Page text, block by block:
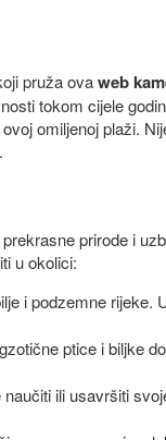
pruža ovaweb
tokom cijele
omiljenoj plaži.
prirode i
u okolici:
i podzemne rijeke.
ptice i biljke
ili usavršiti